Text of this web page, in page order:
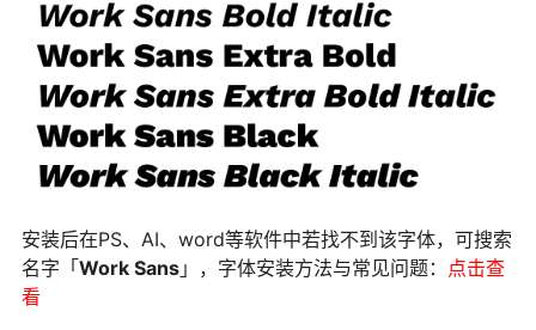
安装后在PS、AI、word等软件中若找不到该字体，可搜索
名字「Work Sans 」，字体安装方法与常见问题： 点击查
看